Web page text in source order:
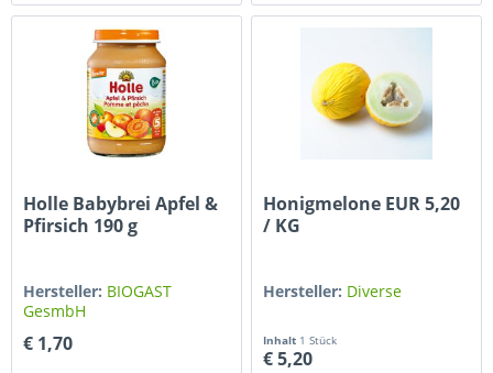
Holle Babybrei Apfel &
Pfirsich 190 g
Hersteller: BIOGAST
GesmbH
€ 1,70
Honigmelone EUR 5,20
/ KG
Hersteller: Diverse
Inhalt 1 Stück
€ 5,20